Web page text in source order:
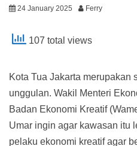
24 January 2025 Ferry
107 total views
Kota Tua Jakarta merupakan
unggulan. Wakil Menteri
Badan Ekonomi Kreatif
Umar ingin agar kawasan itu
pelaku ekonomi kreatif agar